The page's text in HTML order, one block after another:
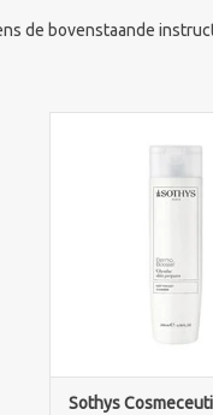
de bovenstaande
micro exfoliating
reinigingsgel om
poriën, doffe teint
en
TOEVOEGEN AAN
Sothys